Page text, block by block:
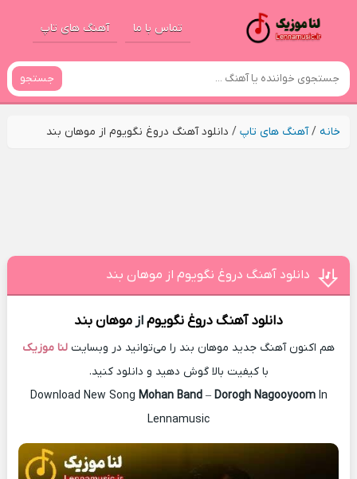
تماس با ما آهنگ های تاپ
جستجو
خانه/آهنگ های تاپ/ دانلود آهنگ دروغ نگویوم از موهان بند
دانلود آهنگ دروغ نگویوم از موهان بند
دانلود آهنگدروغ نگویومازموهان بند
هم اکنون آهنگ جدید موهان بند را می‌توانید در وبسایت لنا موزیک
با کیفیت بالا گوش دهید و دانلود کنید.
Download New Song Mohan Band– Dorogh NagooyoomIn
Lennamusic